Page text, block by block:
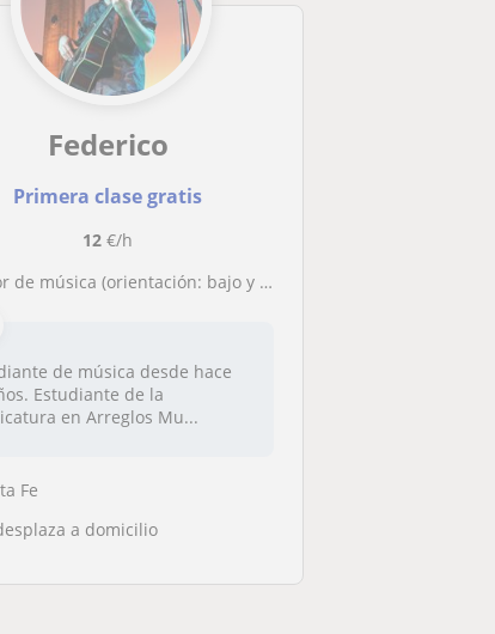
Federico
Primera clase gratis
12 €/h
(orientación: bajo y piano) enfocadas en tus objetivos!
de música desde hace
Estudiante de la
en Arreglos Mu...
Fe
a domicilio